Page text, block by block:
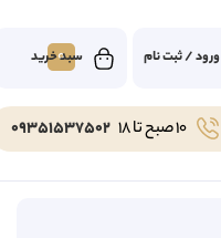
ورود / ثبت نام 0
10 صبح تا 18 09351537502